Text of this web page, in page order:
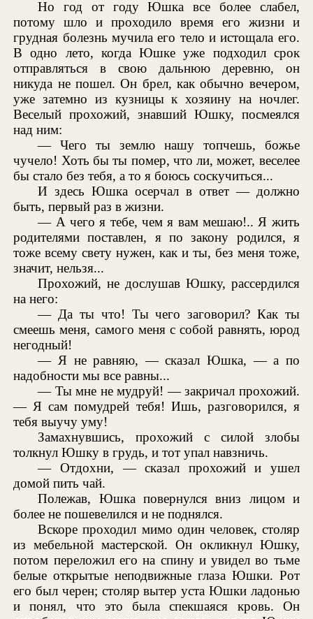
Но год от году Юшка все более слабел,
потому шло и проходило время его жизни и
грудная болезнь мучила его тело и истощала его.
В одно лето, когда Юшке уже подходил срок
отправляться в свою дальнюю деревню, он
никуда не пошел. Он брел, как обычно вечером,
уже затемно из кузницы к хозяину на ночлег.
Веселый прохожий, знавший Юшку, посмеялся
над ним:
— Чего ты землю нашу топчешь, божье
чучело! Хоть бы ты помер, что ли, может, веселее
бы стало без тебя, а то я боюсь соскучиться...
И здесь Юшка осерчал в ответ — должно
быть, первый раз в жизни.
— А чего я тебе, чем я вам мешаю!.. Я жить
родителями поставлен, я по закону родился, я
тоже всему свету нужен, как и ты, без меня тоже,
значит, нельзя...
Прохожий, не дослушав Юшку, рассердился
на него:
— Да ты что! Ты чего заговорил? Как ты
смеешь меня, самого меня с собой равнять, юрод
негодный!
— Я не равняю, — сказал Юшка, — а по
надобности мы все равны...
— Ты мне не мудруй! — закричал прохожий.
— Я сам помудрей тебя! Ишь, разговорился, я
тебя выучу уму!
Замахнувшись, прохожий с силой злобы
толкнул Юшку в грудь, и тот упал навзничь.
— Отдохни, — сказал прохожий и ушел
домой пить чай.
Полежав, Юшка повернулся вниз лицом и
более не пошевелился и не поднялся.
Вскоре проходил мимо один человек, столяр
из мебельной мастерской. Он окликнул Юшку,
потом переложил его на спину и увидел во тьме
белые открытые неподвижные глаза Юшки. Рот
его был черен; столяр вытер уста Юшки ладонью
и понял, что это была спекшаяся кровь. Он